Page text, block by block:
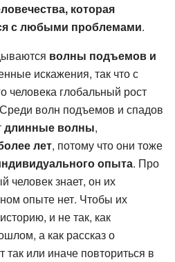
которая
с любыми проблемами.
волны подъемов и
искажения, так что с
человека глобальный рост
волн подъемов и спадов
длинные волны,
лет, потому что они тоже
опыта. Про
человек знает, он их
опыте нет. Чтобы их
и не так, как
а как рассказ о
так или иначе повториться в